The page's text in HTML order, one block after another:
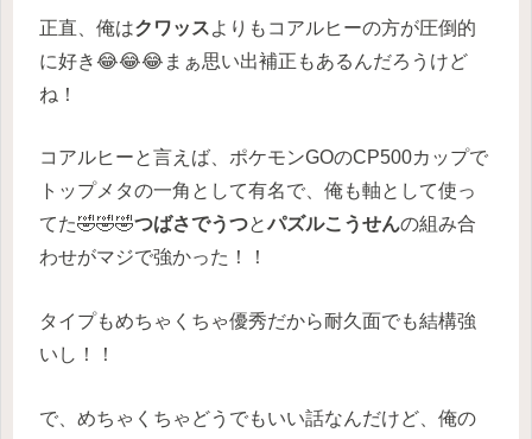
正直、俺はクワッスよりもコアルヒーの方が圧倒的
に好き😂😂😂まぁ思い出補正もあるんだろうけど
ね！
コアルヒーと言えば、ポケモンGOのCP500カップで
トップメタの一角として有名で、俺も軸として使っ
てた🤣🤣🤣つばさでうつとパズルこうせんの組み合
わせがマジで強かった！！
タイプもめちゃくちゃ優秀だから耐久面でも結構強
いし！！
で、めちゃくちゃどうでもいい話なんだけど、俺の